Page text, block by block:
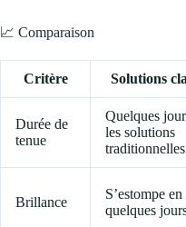
📈 Comparaison
Critère Solutions
Durée de
tenue
Quelques
les solutions
traditionnelles
Brillance
S’estompe en
quelques